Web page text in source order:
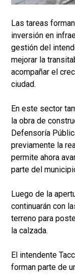
Las tareas
inversión en
gestión del
mejorar la
acompañar el
ciudad.
En este sector
la obra de
Defensoría
previamente la
permite ahora
parte del
Luego de la
continuarán con
terreno para
la calzada.
El intendente
forman parte de